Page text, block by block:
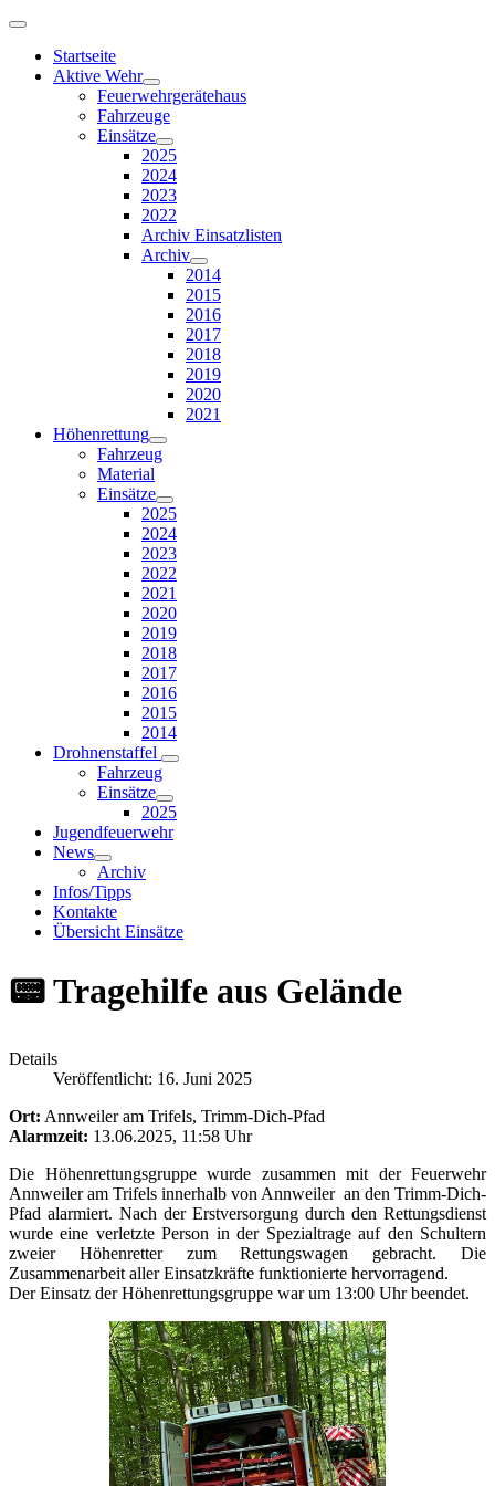
Startseite
Aktive Wehr
Feuerwehrgerätehaus
Fahrzeuge
Einsätze
2025
2024
2023
2022
Archiv Einsatzlisten
Archiv
2014
2015
2016
2017
2018
2019
2020
2021
Höhenrettung
Fahrzeug
Material
Einsätze
2025
2024
2023
2022
2021
2020
2019
2018
2017
2016
2015
2014
Drohnenstaffel
Fahrzeug
Einsätze
2025
Jugendfeuerwehr
News
Archiv
Infos/Tipps
Kontakte
Übersicht Einsätze
📟 Tragehilfe aus Gelände
Details
Veröffentlicht: 16. Juni 2025
Ort: Annweiler am Trifels, Trimm-Dich-Pfad
Alarmzeit: 13.06.2025, 11:58 Uhr
Die Höhenrettungsgruppe wurde zusammen mit der Feuerwehr
Annweiler am Trifels innerhalb von Annweiler an den Trimm-Dich-
Pfad alarmiert. Nach der Erstversorgung durch den Rettungsdienst
wurde eine verletzte Person in der Spezialtrage auf den Schultern
zweier Höhenretter zum Rettungswagen gebracht. Die
Zusammenarbeit aller Einsatzkräfte funktionierte hervorragend.
Der Einsatz der Höhenrettungsgruppe war um 13:00 Uhr beendet.